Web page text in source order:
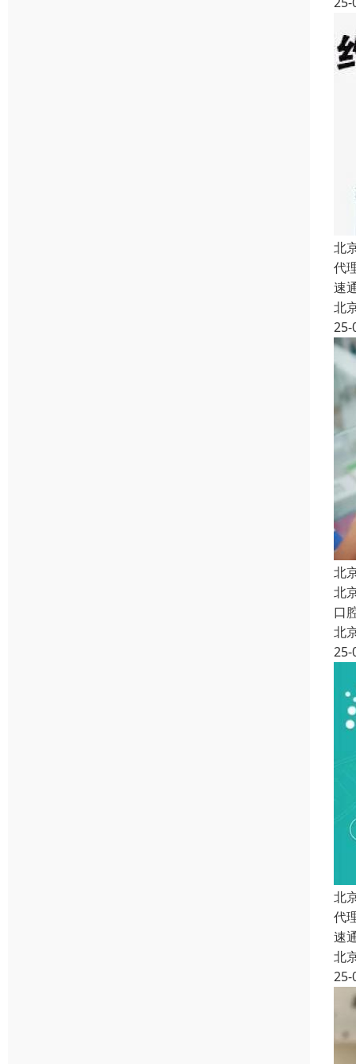
北
代
速
北
25-
北
北
口
北
25-
北
代
速
北
25-